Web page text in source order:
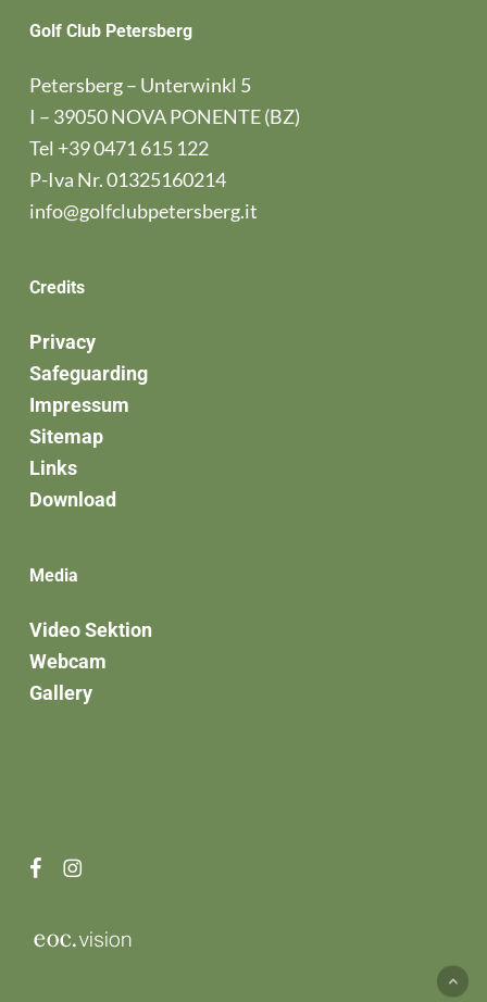
Golf Club Petersberg
Petersberg – Unterwinkl 5
I – 39050 NOVA PONENTE (BZ)
Tel +39 0471 615 122
P-Iva Nr. 01325160214
info@golfclubpetersberg.it
Credits
Privacy
Safeguarding
Impressum
Sitemap
Links
Download
Media
Video Sektion
Webcam
Gallery
facebookinstagram